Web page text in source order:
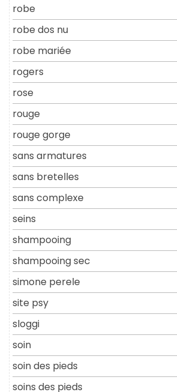
robe
robe dos nu
robe mariée
rogers
rose
rouge
rouge gorge
sans armatures
sans bretelles
sans complexe
seins
shampooing
shampooing sec
simone perele
site psy
sloggi
soin
soin des pieds
soins des pieds